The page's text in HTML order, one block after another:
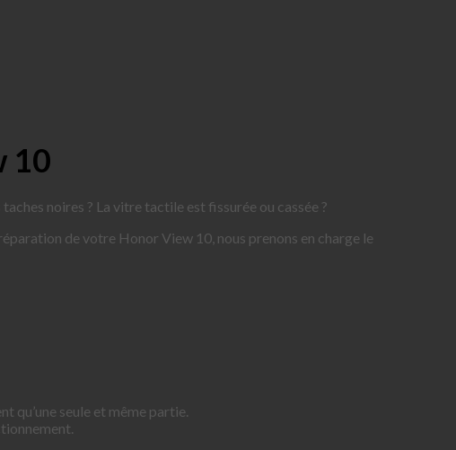
10
noires ? La vitre tactile est fissurée ou cassée ?
de votre Honor View 10, nous prenons en charge le
qu’une seule et même partie.